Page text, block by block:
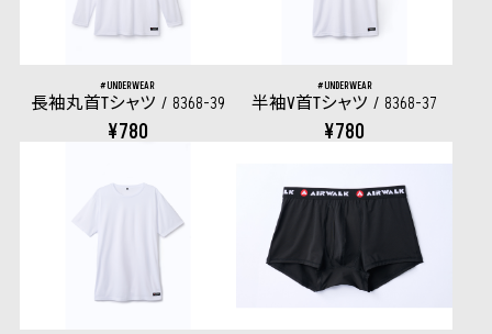
UNDERWEAR
長袖丸首Tシャツ 8368-39
¥780
UNDERWEAR
半袖V首Tシャツ 8368-37
¥780